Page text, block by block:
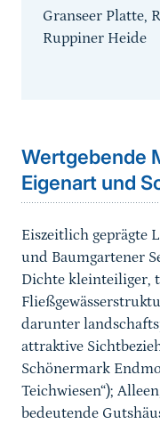
Granseer Platte,
Ruppiner Heide
Wertgebende
Eigenart und
Eiszeitlich geprägte
und Baumgartener
Dichte kleinteiliger,
darunter
attraktive
Schönermark
Teichwiesen“);
bedeutende